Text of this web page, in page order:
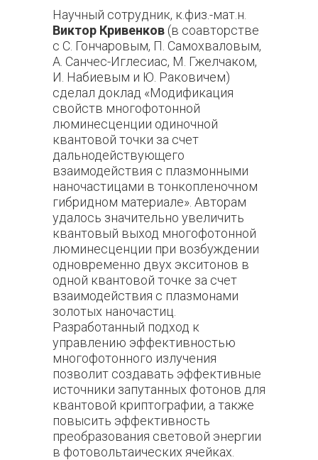
Научный сотрудник, к.физ.-мат.н.
Виктор Кривенков (в соавторстве
с С. Гончаровым, П. Самохваловым,
А. Санчес-Иглесиас, М. Гжелчаком,
И. Набиевым и Ю. Раковичем)
сделал доклад «Модификация
свойств многофотонной
люминесценции одиночной
квантовой точки за счет
дальнодействующего
взаимодействия с плазмонными
наночастицами в тонкопленочном
гибридном материале». Авторам
удалось значительно увеличить
квантовый выход многофотонной
люминесценции при возбуждении
одновременно двух экситонов в
одной квантовой точке за счет
взаимодействия с плазмонами
золотых наночастиц.
Разработанный подход к
управлению эффективностью
многофотонного излучения
позволит создавать эффективные
источники запутанных фотонов для
квантовой криптографии, а также
повысить эффективность
преобразования световой энергии
в фотовольтаических ячейках.